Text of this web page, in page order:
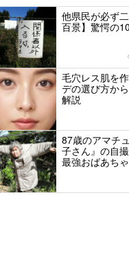
他県民が必ず
百景】驚愕の
毛穴レス肌を
デの選び方か
解説
87歳のアマチ
子さん』の自
最強おばあち